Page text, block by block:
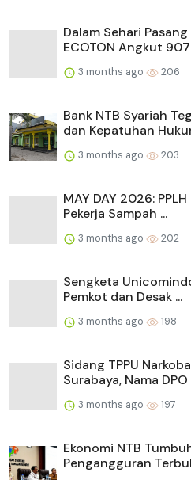
Dalam Sehari
ECOTON Angkut 907
3 months ago 206
Bank NTB Syariah
dan Kepatuhan
3 months ago 203
MAY DAY 2026:
Pekerja Sampah ...
3 months ago 202
Sengketa
Pemkot dan Desak ...
3 months ago 198
Sidang TPPU
Surabaya, Nama DPO
3 months ago 197
Ekonomi NTB
Pengangguran